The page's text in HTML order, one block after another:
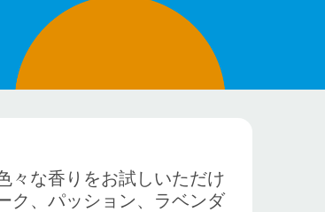
々な香りをお試しいただけ
ク、パッション、ラベンダ